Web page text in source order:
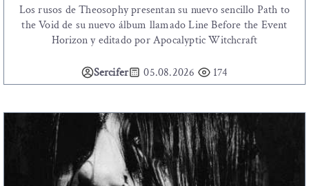
Los rusos de Theosophy presentan su nuevo sencillo Path to
the Void de su nuevo álbum llamado Line Before the Event
Horizon y editado por Apocalyptic Witchcraft
Sercifer 05.08.2026 174